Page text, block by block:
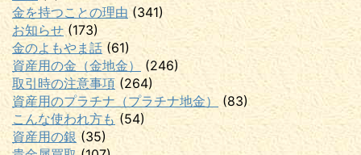
金を持つことの理由(341)
お知らせ(173)
金のよもやま話 (61)
資産用の金（金地金）
(246)
取引時の注意事項 (264)
資産用のプラチナ（プラチナ地金）
(83)
こんな使われ方も (54)
資産用の銀 (35)